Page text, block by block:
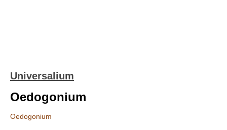
Universalium
Oedogonium
Oedogonium